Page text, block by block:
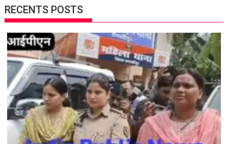
RECENTS POSTS